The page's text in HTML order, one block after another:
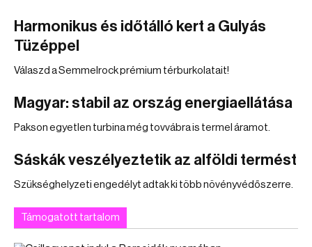
Harmonikus és időtálló kert a Gulyás
Tüzéppel
Válaszd a Semmelrock prémium térburkolatait!
Magyar: stabil az ország energiaellátása
Pakson egyetlen turbina még tovvábra is termel áramot.
Sáskák veszélyeztetik az alföldi termést
Szükséghelyzeti engedélyt adtak ki több növényvédőszerre.
Támogatott tartalom